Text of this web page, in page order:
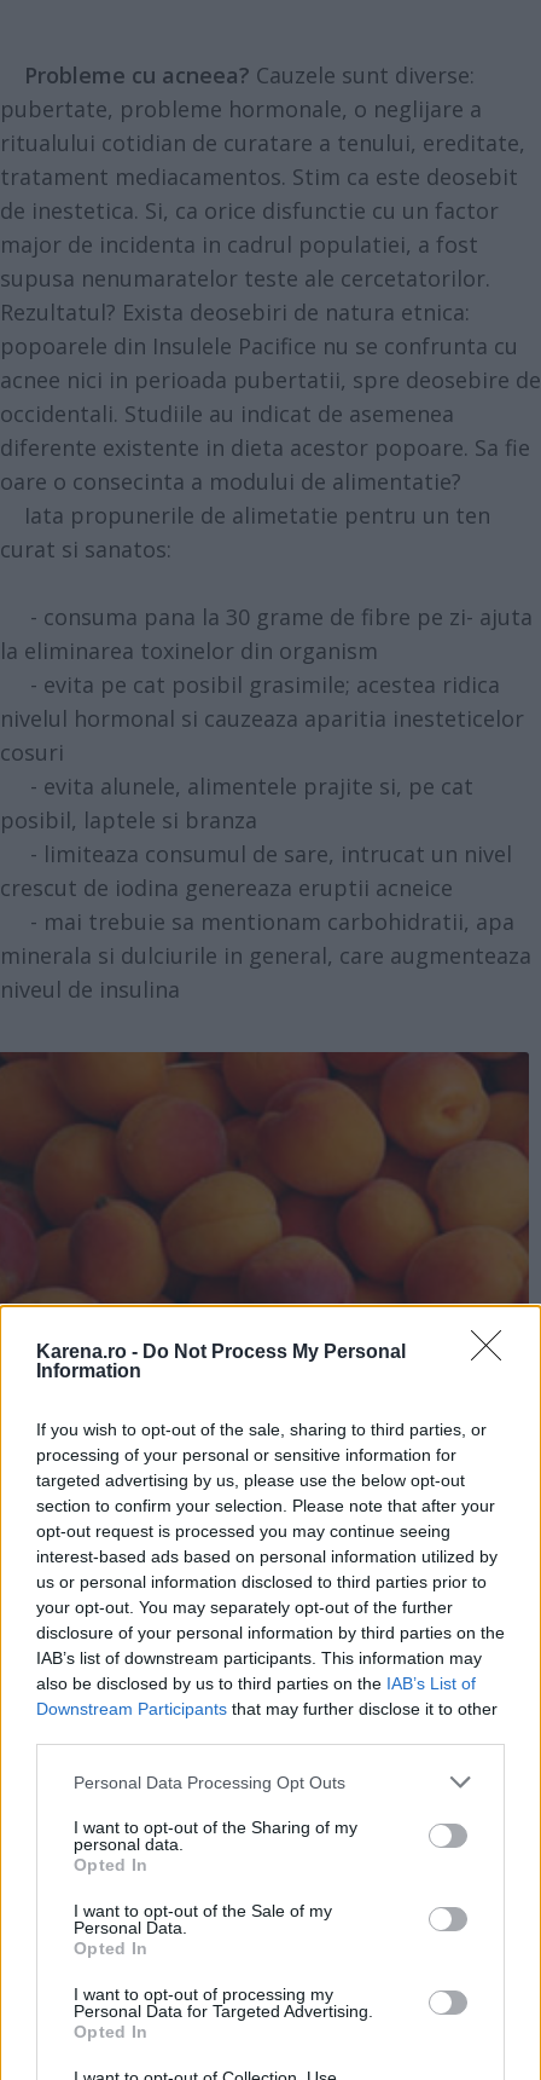
Karena.ro - Do Not Process My Personal
Information
If you wish to opt-out of the sale, sharing to third parties, or
processing of your personal or sensitive information for
targeted advertising by us, please use the below opt-out
section to confirm your selection. Please note that after your
opt-out request is processed you may continue seeing
interest-based ads based on personal information utilized by
us or personal information disclosed to third parties prior to
your opt-out. You may separately opt-out of the further
disclosure of your personal information by third parties on the
IAB’s list of downstream participants. This information may
also be disclosed by us to third parties on the IAB’s List of
Downstream Participants that may further disclose it to other
Please note that this website/app uses one or more Google
not limited to your visit or usage behaviour. You may click to
grant or deny consent to Google and its third-party tags to
use your data for below specified purposes in below Google
consent section.
Personal Data Processing Opt Outs
I want to opt-out of the Sharing of my
personal data.
Opted In
I want to opt-out of the Sale of my
Personal Data.
Opted In
I want to opt-out of processing my
Personal Data for Targeted Advertising.
Opted In
Probleme cu acneea? Cauzele sunt diverse:
pubertate, probleme hormonale, o neglijare a
ritualului cotidian de curatare a tenului, ereditate,
tratament mediacamentos. Stim ca este deosebit
de inestetica. Si, ca orice disfunctie cu un factor
major de incidenta in cadrul populatiei, a fost
supusa nenumaratelor teste ale cercetatorilor.
Rezultatul? Exista deosebiri de natura etnica:
popoarele din Insulele Pacifice nu se confrunta cu
acnee nici in perioada pubertatii, spre deosebire de
occidentali. Studiile au indicat de asemenea
diferente existente in dieta acestor popoare. Sa fie
oare o consecinta a modului de alimentatie?
Iata propunerile de alimetatie pentru un ten
curat si sanatos:
- consuma pana la 30 grame de fibre pe zi- ajuta
la eliminarea toxinelor din organism
- evita pe cat posibil grasimile; acestea ridica
nivelul hormonal si cauzeaza aparitia inesteticelor
cosuri
- evita alunele, alimentele prajite si, pe cat
posibil, laptele si branza
- limiteaza consumul de sare, intrucat un nivel
crescut de iodina genereaza eruptii acneice
- mai trebuie sa mentionam carbohidratii, apa
minerala si dulciurile in general, care augmenteaza
niveul de insulina
Anumiti cercatatori sustin cauza ciocolatei;
se pare ca aceasta nu este responsabila de
producerea acneei (acneea datorandu-se formarii
de sebum in exces in glandele sebacee, in special
datorita cresterii hormonale la puberate, sebum
care blocheaza celulele moarte si formeaza astfel